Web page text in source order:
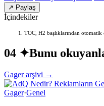
↗ Paylaş
İçindekiler
TOC, H2 başlıklarından otomatik
04 ✦Bunu
Gager arşivi →
Gager·Genel